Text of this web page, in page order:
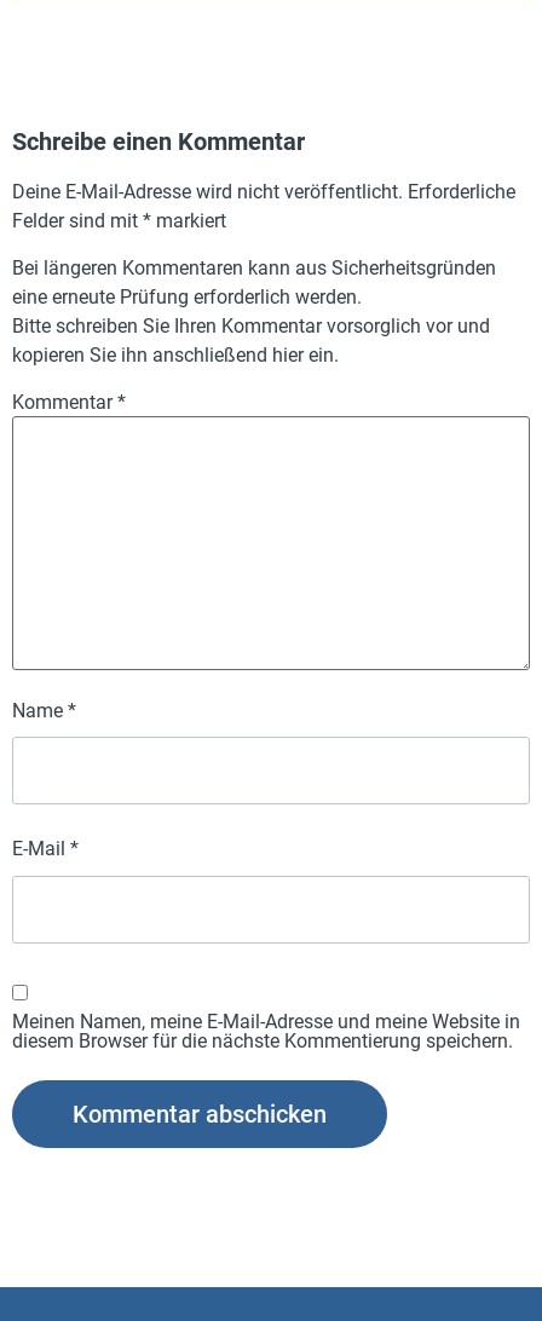
Schreibe einen Kommentar
Deine E-Mail-Adresse wird nicht veröffentlicht. Erforderliche
Felder sind mit * markiert
Bei längeren Kommentaren kann aus Sicherheitsgründen
eine erneute Prüfung erforderlich werden.
Bitte schreiben Sie Ihren Kommentar vorsorglich vor und
kopieren Sie ihn anschließend hier ein.
Kommentar*
Name *
E-Mail *
Meinen Namen, meine E-Mail-Adresse und meine Website in
diesem Browser für die nächste Kommentierung speichern.